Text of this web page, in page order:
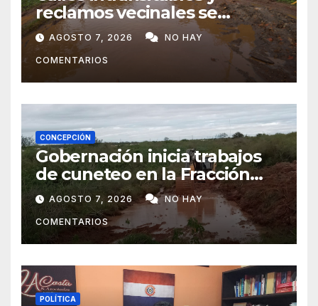
reclamos vecinales se
repiten en barrios de
Concepción
AGOSTO 7, 2026 NO HAY
COMENTARIOS
CONCEPCIÓN
Gobernación inicia trabajos
de cuneteo en la Fracción
José Félix
AGOSTO 7, 2026 NO HAY
COMENTARIOS
POLÍTICA